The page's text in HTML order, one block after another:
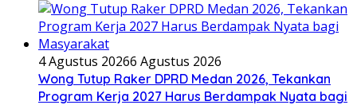
4 Agustus 20266 Agustus 2026
Wong Tutup Raker DPRD Medan 2026, Tekankan
Program Kerja 2027 Harus Berdampak Nyata bagi